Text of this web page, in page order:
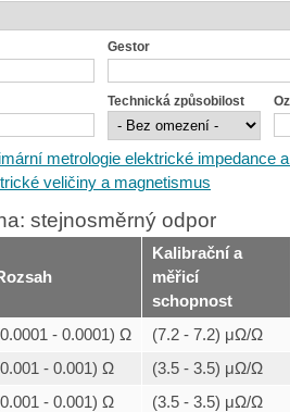
Gestor
Technická způsobilost
metrologie elektrické impedance
veličiny a magnetismus
stejnosměrný odpor
Kalibrační a
měřicí
schopnost
- 0.0001) Ω (7.2 - 7.2) μΩ/Ω
- 0.001) Ω (3.5 - 3.5) μΩ/Ω
- 0.001) Ω (3.5 - 3.5) μΩ/Ω